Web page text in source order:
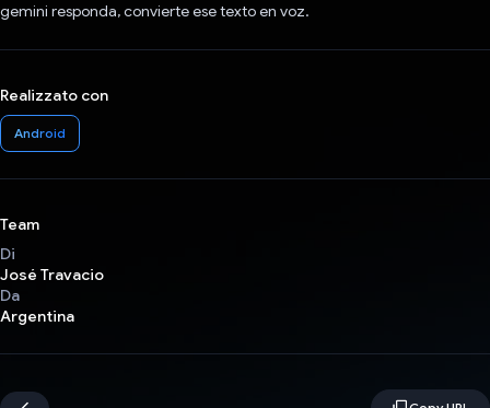
gemini responda, convierte ese texto en voz.
Realizzato con
Android
Team
Di
José Travacio
Da
Argentina